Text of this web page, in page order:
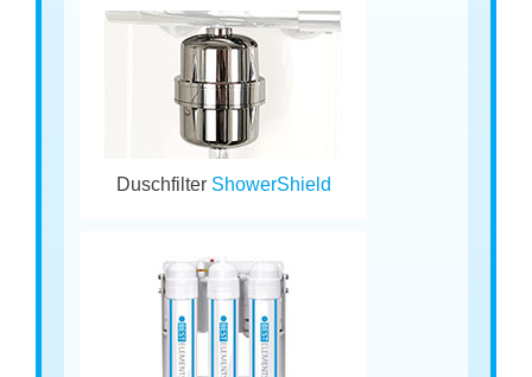
Duschfilter ShowerShield